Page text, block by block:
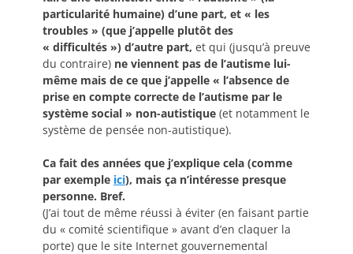
particularité humaine) d’une part, et « les
troubles » (que j’appelle plutôt des
« difficultés ») d’autre part, et qui (jusqu’à preuve
du contraire) ne viennent pas de l’autisme lui-
même mais de ce que j’appelle « l’absence de
prise en compte correcte de l’autisme par le
système social » non-autistique (et notamment le
système de pensée non-autistique).
Ca fait des années que j’explique cela (comme
par exemple ici), mais ça n’intéresse presque
personne. Bref.
(J’ai tout de même réussi à éviter (en faisant partie
du « comité scientifique » avant d’en claquer la
porte) que le site Internet gouvernemental